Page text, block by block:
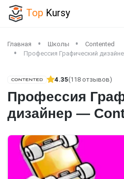
Top Kursy
Главная Школы
Contented
Профессия Графический
4.35(118 отзывов)
Профессия
дизайнер —